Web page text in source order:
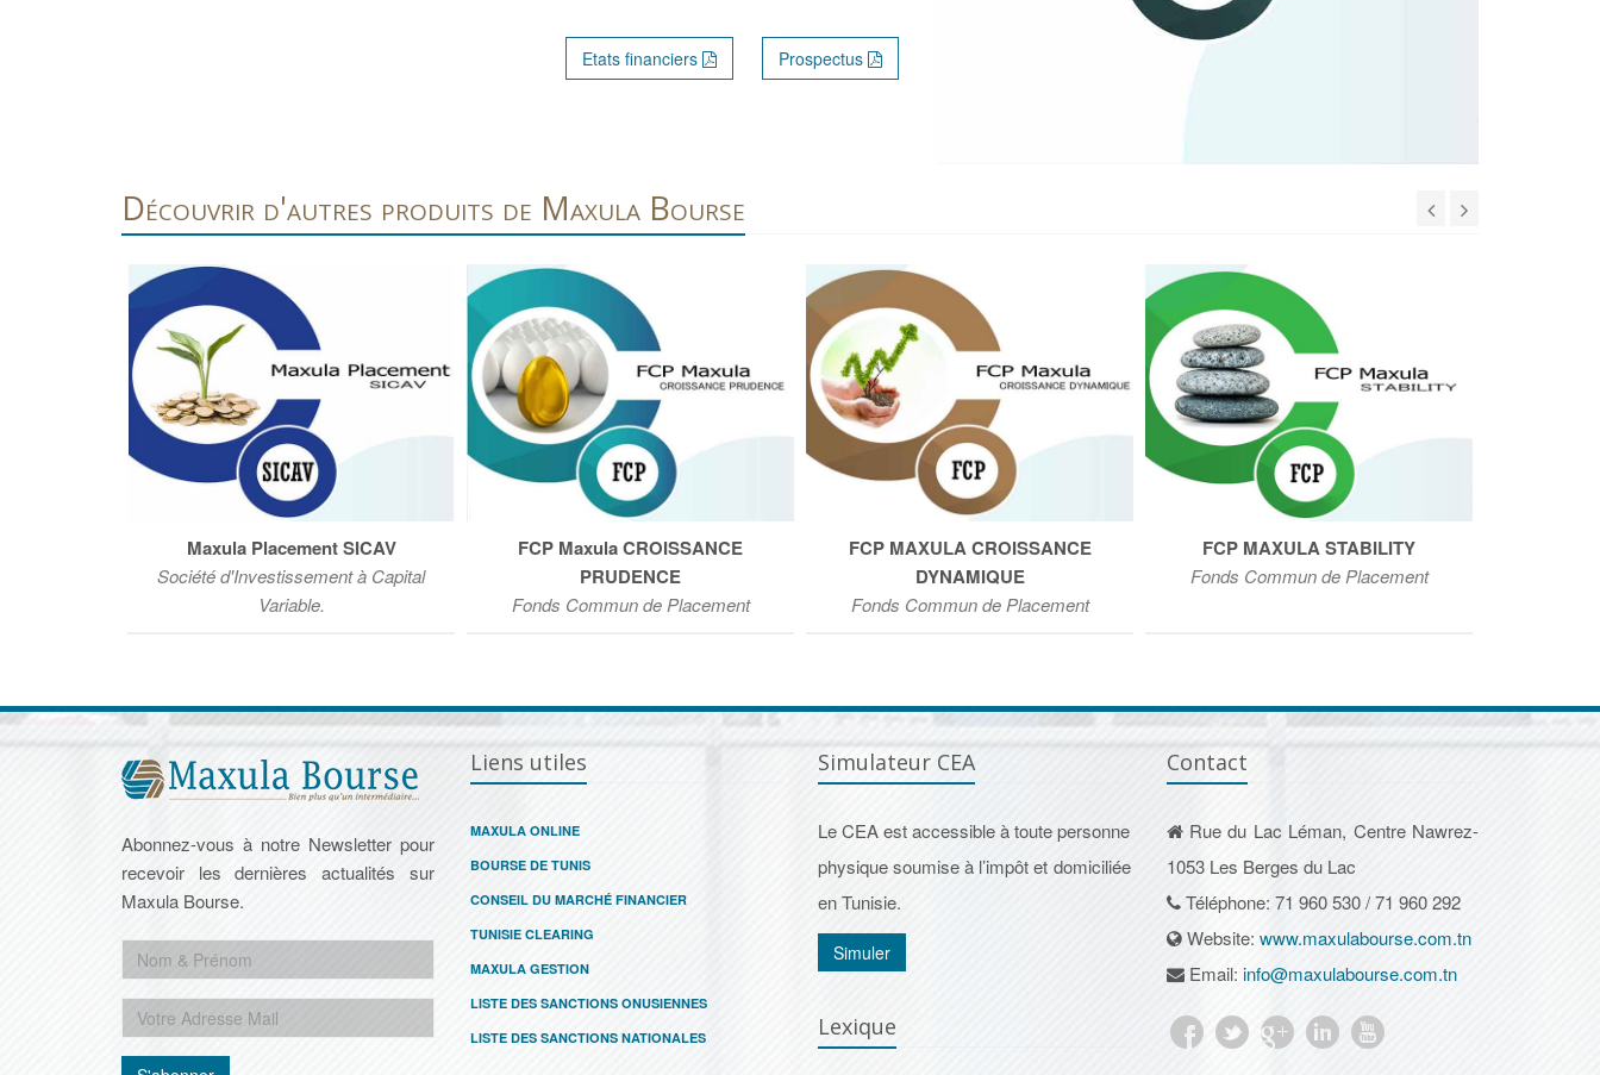
Etats financiers Prospectus
Découvrir d'autres produits de Maxula Bourse
Maxula Placement SICAV
Société d'Investissement à Capital
Variable.
FCP Maxula CROISSANCE
PRUDENCE
Fonds Commun de Placement
FCP MAXULA CROISSANCE
DYNAMIQUE
Fonds Commun de Placement
FCP MAXULA STABILITY
Fonds Commun de Placement
Abonnez-vous à notre Newsletter pour
recevoir les dernières actualités sur
Maxula Bourse.
Liens utiles
MAXULA ONLINE
BOURSE DE TUNIS
CONSEIL DU MARCHÉ FINANCIER
TUNISIE CLEARING
MAXULA GESTION
LISTE DES SANCTIONS ONUSIENNES
LISTE DES SANCTIONS NATIONALES
Simulateur CEA
Le CEA est accessible à toute personne
physique soumise à l’impôt et domiciliée
en Tunisie.
Simuler
Lexique
Contact
Rue du Lac Léman, Centre Nawrez-
1053 Les Berges du Lac
Téléphone: 71 960 530 / 71 960 292
Website: www.maxulabourse.com.tn
Email: info@maxulabourse.com.tn